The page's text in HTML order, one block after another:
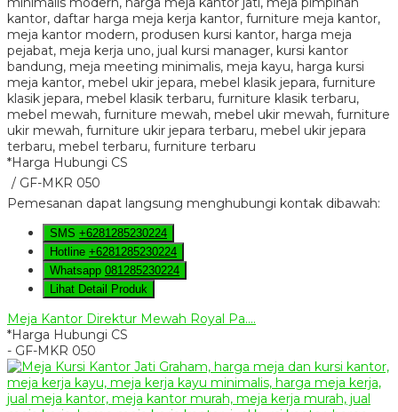
*Harga Hubungi CS
/ GF-MKR 050
Pemesanan dapat langsung menghubungi kontak dibawah:
SMS +6281285230224
Hotline +6281285230224
Whatsapp 081285230224
Lihat Detail Produk
Meja Kantor Direktur Mewah Royal Pa....
*Harga Hubungi CS
- GF-MKR 050